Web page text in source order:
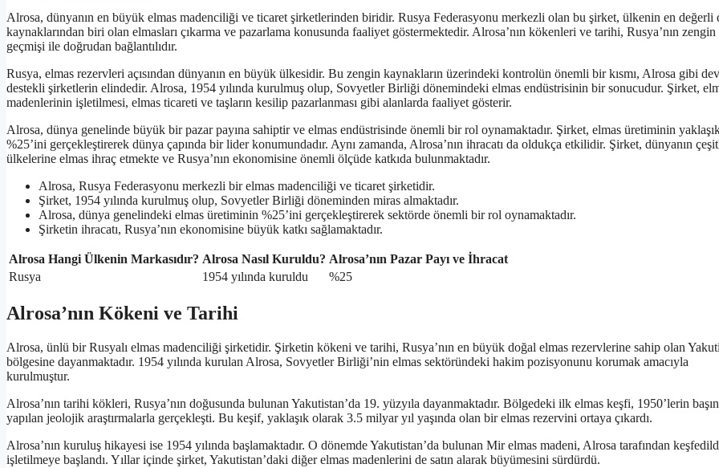
Alrosa, dünyanın en büyük elmas madenciliği ve ticaret şirketlerinden biridir. Rusya Federasyonu merkezli olan bu şirket, ülkenin en değerli
kaynaklarından biri olan elmasları çıkarma ve pazarlama konusunda faaliyet göstermektedir. Alrosa’nın kökenleri ve tarihi, Rusya’nın zengin
geçmişi ile doğrudan bağlantılıdır.
Rusya, elmas rezervleri açısından dünyanın en büyük ülkesidir. Bu zengin kaynakların üzerindeki kontrolün önemli bir kısmı, Alrosa gibi
destekli şirketlerin elindedir. Alrosa, 1954 yılında kurulmuş olup, Sovyetler Birliği dönemindeki elmas endüstrisinin bir sonucudur. Şirket,
madenlerinin işletilmesi, elmas ticareti ve taşların kesilip pazarlanması gibi alanlarda faaliyet gösterir.
Alrosa, dünya genelinde büyük bir pazar payına sahiptir ve elmas endüstrisinde önemli bir rol oynamaktadır. Şirket, elmas üretiminin
%25’ini gerçekleştirerek dünya çapında bir lider konumundadır. Aynı zamanda, Alrosa’nın ihracatı da oldukça etkilidir. Şirket, dünyanın
ülkelerine elmas ihraç etmekte ve Rusya’nın ekonomisine önemli ölçüde katkıda bulunmaktadır.
Alrosa, Rusya Federasyonu merkezli bir elmas madenciliği ve ticaret şirketidir.
Şirket, 1954 yılında kurulmuş olup, Sovyetler Birliği döneminden miras almaktadır.
Alrosa, dünya genelindeki elmas üretiminin %25’ini gerçekleştirerek sektörde önemli bir rol oynamaktadır.
Şirketin ihracatı, Rusya’nın ekonomisine büyük katkı sağlamaktadır.
Alrosa Hangi Ülkenin Markasıdır? Alrosa Nasıl Kuruldu? Alrosa’nın Pazar Payı ve İhracat
Rusya
1954 yılında kuruldu %25
Alrosa’nın Kökeni ve Tarihi
Alrosa, ünlü bir Rusyalı elmas madenciliği şirketidir. Şirketin kökeni ve tarihi, Rusya’nın en büyük doğal elmas rezervlerine sahip olan
bölgesine dayanmaktadır. 1954 yılında kurulan Alrosa, Sovyetler Birliği’nin elmas sektöründeki hakim pozisyonunu korumak amacıyla
kurulmuştur.
Alrosa’nın tarihi kökleri, Rusya’nın doğusunda bulunan Yakutistan’da 19. yüzyıla dayanmaktadır. Bölgedeki ilk elmas keşfi, 1950’lerin
yapılan jeolojik araştırmalarla gerçekleşti. Bu keşif, yaklaşık olarak 3.5 milyar yıl yaşında olan bir elmas rezervini ortaya çıkardı.
Alrosa’nın kuruluş hikayesi ise 1954 yılında başlamaktadır. O dönemde Yakutistan’da bulunan Mir elmas madeni, Alrosa tarafından
işletilmeye başlandı. Yıllar içinde şirket, Yakutistan’daki diğer elmas madenlerini de satın alarak büyümesini sürdürdü.